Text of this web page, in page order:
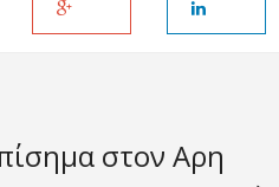
στον Αρη